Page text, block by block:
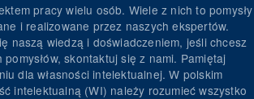
pracy wielu osób. Wiele z nich to pomysły
i realizowane przez naszych ekspertów.
naszą wiedzą i doświadczeniem, jeśli chcesz
skontaktuj się z nami. Pamiętaj
dla własności intelektualnej. W polskim
intelektualną (WI) należy rozumieć wszystko